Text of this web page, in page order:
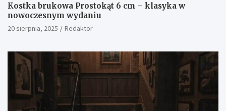
Kostka brukowa Prostokąt 6 cm – klasyka w
nowoczesnym wydaniu
20 sierpnia, 2025 Redaktor